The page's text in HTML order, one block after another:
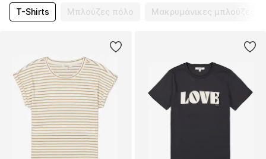
T-Shirts
Μπλούζες πόλο Μακρυμάνικες μπλούζες